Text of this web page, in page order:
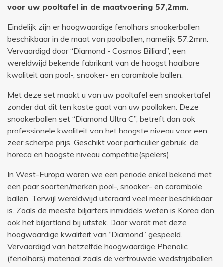
voor uw pooltafel in de maatvoering 57,2mm.
Eindelijk zijn er hoogwaardige fenolhars snookerballen
beschikbaar in de maat van poolballen, namelijk 57.2mm.
Vervaardigd door “Diamond - Cosmos Billiard”, een
wereldwijd bekende fabrikant van de hoogst haalbare
kwaliteit aan pool-, snooker- en carambole ballen.
Met deze set maakt u van uw pooltafel een snookertafel
zonder dat dit ten koste gaat van uw poollaken. Deze
snookerballen set “Diamond Ultra C”, betreft dan ook
professionele kwaliteit van het hoogste niveau voor een
zeer scherpe prijs. Geschikt voor particulier gebruik, de
horeca en hoogste niveau competitie(spelers).
In West-Europa waren we een periode enkel bekend met
een paar soorten/merken pool-, snooker- en carambole
ballen. Terwijl wereldwijd uiteraard veel meer beschikbaar
is. Zoals de meeste biljarters inmiddels weten is Korea dan
ook het biljartland bij uitstek. Daar wordt met deze
hoogwaardige kwaliteit van “Diamond” gespeeld.
Vervaardigd van hetzelfde hoogwaardige Phenolic
(fenolhars) materiaal zoals de vertrouwde wedstrijdballen